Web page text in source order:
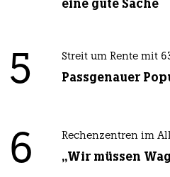
eine gute Sache
5 Streit um Rente mit
Passgenauer
6 Rechenzentren im All
„Wir müssen